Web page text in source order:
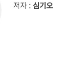
저자 : 심기오